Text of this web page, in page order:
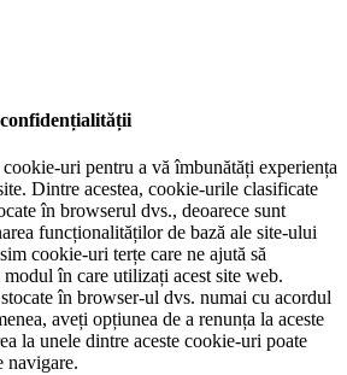
uri pentru a vă îmbunătăți experiența
Dintre acestea, cookie-urile clasificate
în browserul dvs., deoarece sunt
funcționalităților de bază ale site-ului
cookie-uri terțe care ne ajută să
în care utilizați acest site web.
în browser-ul dvs. numai cu acordul
aveți opțiunea de a renunța la aceste
la unele dintre aceste cookie-uri poate
navigare.